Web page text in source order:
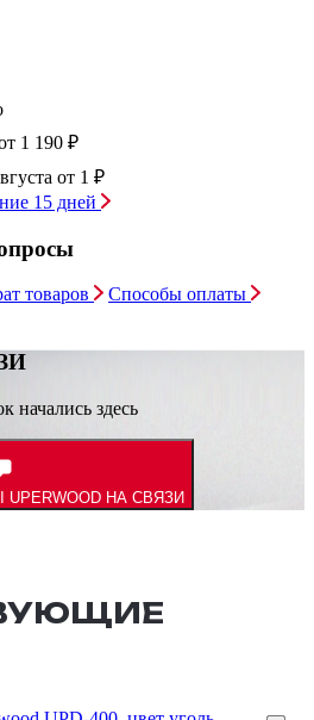
1 190 ₽
от 1 ₽
15 дней
товаров
Способы оплаты
начались здесь
НА СВЯЗИ